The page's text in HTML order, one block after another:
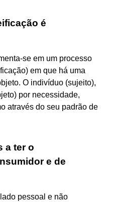
é
se em um processo
em que há uma
O indivíduo (sujeito),
por necessidade,
através do seu padrão de
a ter o
e de
pessoal e não